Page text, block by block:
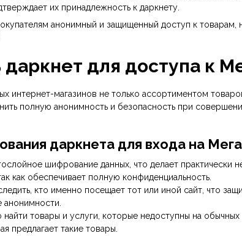
их принадлежность к даркнету.
анонимный и защищенный доступ к
для доступа к
интернет-магазинов не только ассортиментом
полную анонимность и безопасность при
даркнета для входа на
шифрование данных, что делает
так как обеспечивает полную конфиденциальность.
кто именно посещает тот или иной сайт, что
анонимности.
товары и услуги, которые недоступны на
предлагает такие товары.